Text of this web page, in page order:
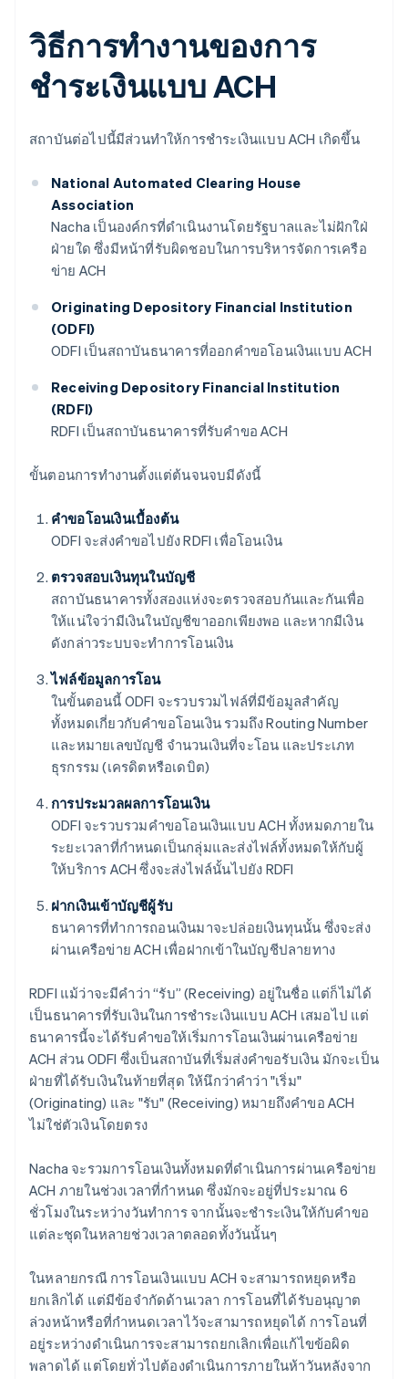
วิธีการทำงานของการ
ชำระเงินแบบ ACH
สถาบันต่อไปนี้มีส่วนทำให้การชำระเงินแบบ ACH เกิดขึ้น
National Automated Clearing House
Association
Nacha เป็นองค์กรที่ดำเนินงานโดยรัฐบาลและไม่ฝักใฝ่
ฝ่ายใด ซึ่งมีหน้าที่รับผิดชอบในการบริหารจัดการเครือ
ข่าย ACH
Originating Depository Financial Institution
(ODFI)
ODFI เป็นสถาบันธนาคารที่ออกคำขอโอนเงินแบบ ACH
Receiving Depository Financial Institution
(RDFI)
RDFI เป็นสถาบันธนาคารที่รับคำขอ ACH
ขั้นตอนการทำงานตั้งแต่ต้นจนจบมีดังนี้
คำขอโอนเงินเบื้องต้น
ODFI จะส่งคำขอไปยัง RDFI เพื่อโอนเงิน
ตรวจสอบเงินทุนในบัญชี
สถาบันธนาคารทั้งสองแห่งจะตรวจสอบกันและกันเพื่อ
ให้แน่ใจว่ามีเงินในบัญชีขาออกเพียงพอ และหากมีเงิน
ดังกล่าวระบบจะทำการโอนเงิน
ไฟล์ข้อมูลการโอน
ในขั้นตอนนี้ ODFI จะรวบรวมไฟล์ที่มีข้อมูลสำคัญ
ทั้งหมดเกี่ยวกับคำขอโอนเงิน รวมถึง Routing Number
และหมายเลขบัญชี จำนวนเงินที่จะโอน และประเภท
ธุรกรรม (เครดิตหรือเดบิต)
การประมวลผลการโอนเงิน
ODFI จะรวบรวมคำขอโอนเงินแบบ ACH ทั้งหมดภายใน
ระยะเวลาที่กำหนดเป็นกลุ่มและส่งไฟล์ทั้งหมดให้กับผู้
ให้บริการ ACH ซึ่งจะส่งไฟล์นั้นไปยัง RDFI
ฝากเงินเข้าบัญชีผู้รับ
ธนาคารที่ทำการถอนเงินมาจะปล่อยเงินทุนนั้น ซึ่งจะส่ง
ผ่านเครือข่าย ACH เพื่อฝากเข้าในบัญชีปลายทาง
RDFI แม้ว่าจะมีคำว่า “รับ” (Receiving) อยู่ในชื่อ แต่ก็ไม่ได้
เป็นธนาคารที่รับเงินในการชำระเงินแบบ ACH เสมอไป แต่
ธนาคารนี้จะได้รับคำขอให้เริ่มการโอนเงินผ่านเครือข่าย
ACH ส่วน ODFI ซึ่งเป็นสถาบันที่เริ่มส่งคำขอรับเงิน มักจะเป็น
ฝ่ายที่ได้รับเงินในท้ายที่สุด ให้นึกว่าคำว่า "เริ่ม"
(Originating) และ "รับ" (Receiving) หมายถึงคำขอ ACH
ไม่ใช่ตัวเงินโดยตรง
Nacha จะรวมการโอนเงินทั้งหมดที่ดำเนินการผ่านเครือข่าย
ACH ภายในช่วงเวลาที่กำหนด ซึ่งมักจะอยู่ที่ประมาณ 6
ชั่วโมงในระหว่างวันทำการ จากนั้นจะชำระเงินให้กับคำขอ
แต่ละชุดในหลายช่วงเวลาตลอดทั้งวันนั้นๆ
ในหลายกรณี การโอนเงินแบบ ACH จะสามารถหยุดหรือ
ยกเลิกได้ แต่มีข้อจำกัดด้านเวลา การโอนที่ได้รับอนุญาต
ล่วงหน้าหรือที่กำหนดเวลาไว้จะสามารถหยุดได้ การโอนที่
อยู่ระหว่างดำเนินการจะสามารถยกเลิกเพื่อแก้ไขข้อผิด
พลาดได้ แต่โดยทั่วไปต้องดำเนินการภายในห้าวันหลังจาก